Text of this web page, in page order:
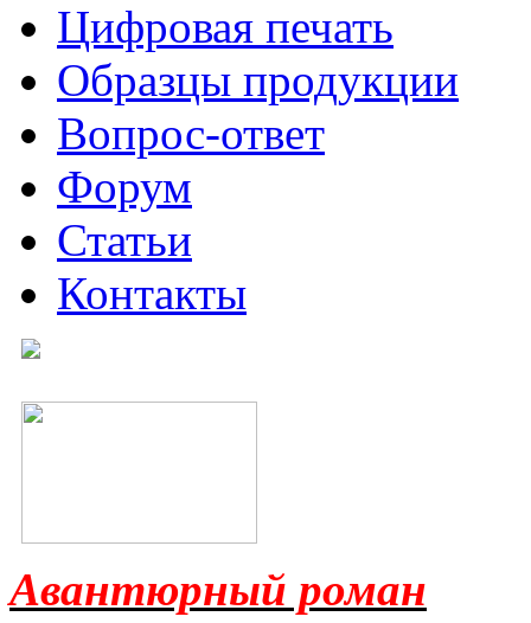
Цифровая печать
Образцы продукции
Вопрос-ответ
Форум
Статьи
Контакты
Авантюрный роман